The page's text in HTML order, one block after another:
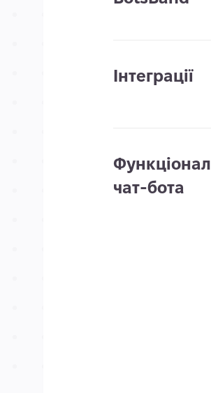
Інтеграції
Функціонал
чат-бота